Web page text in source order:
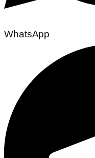
WhatsApp